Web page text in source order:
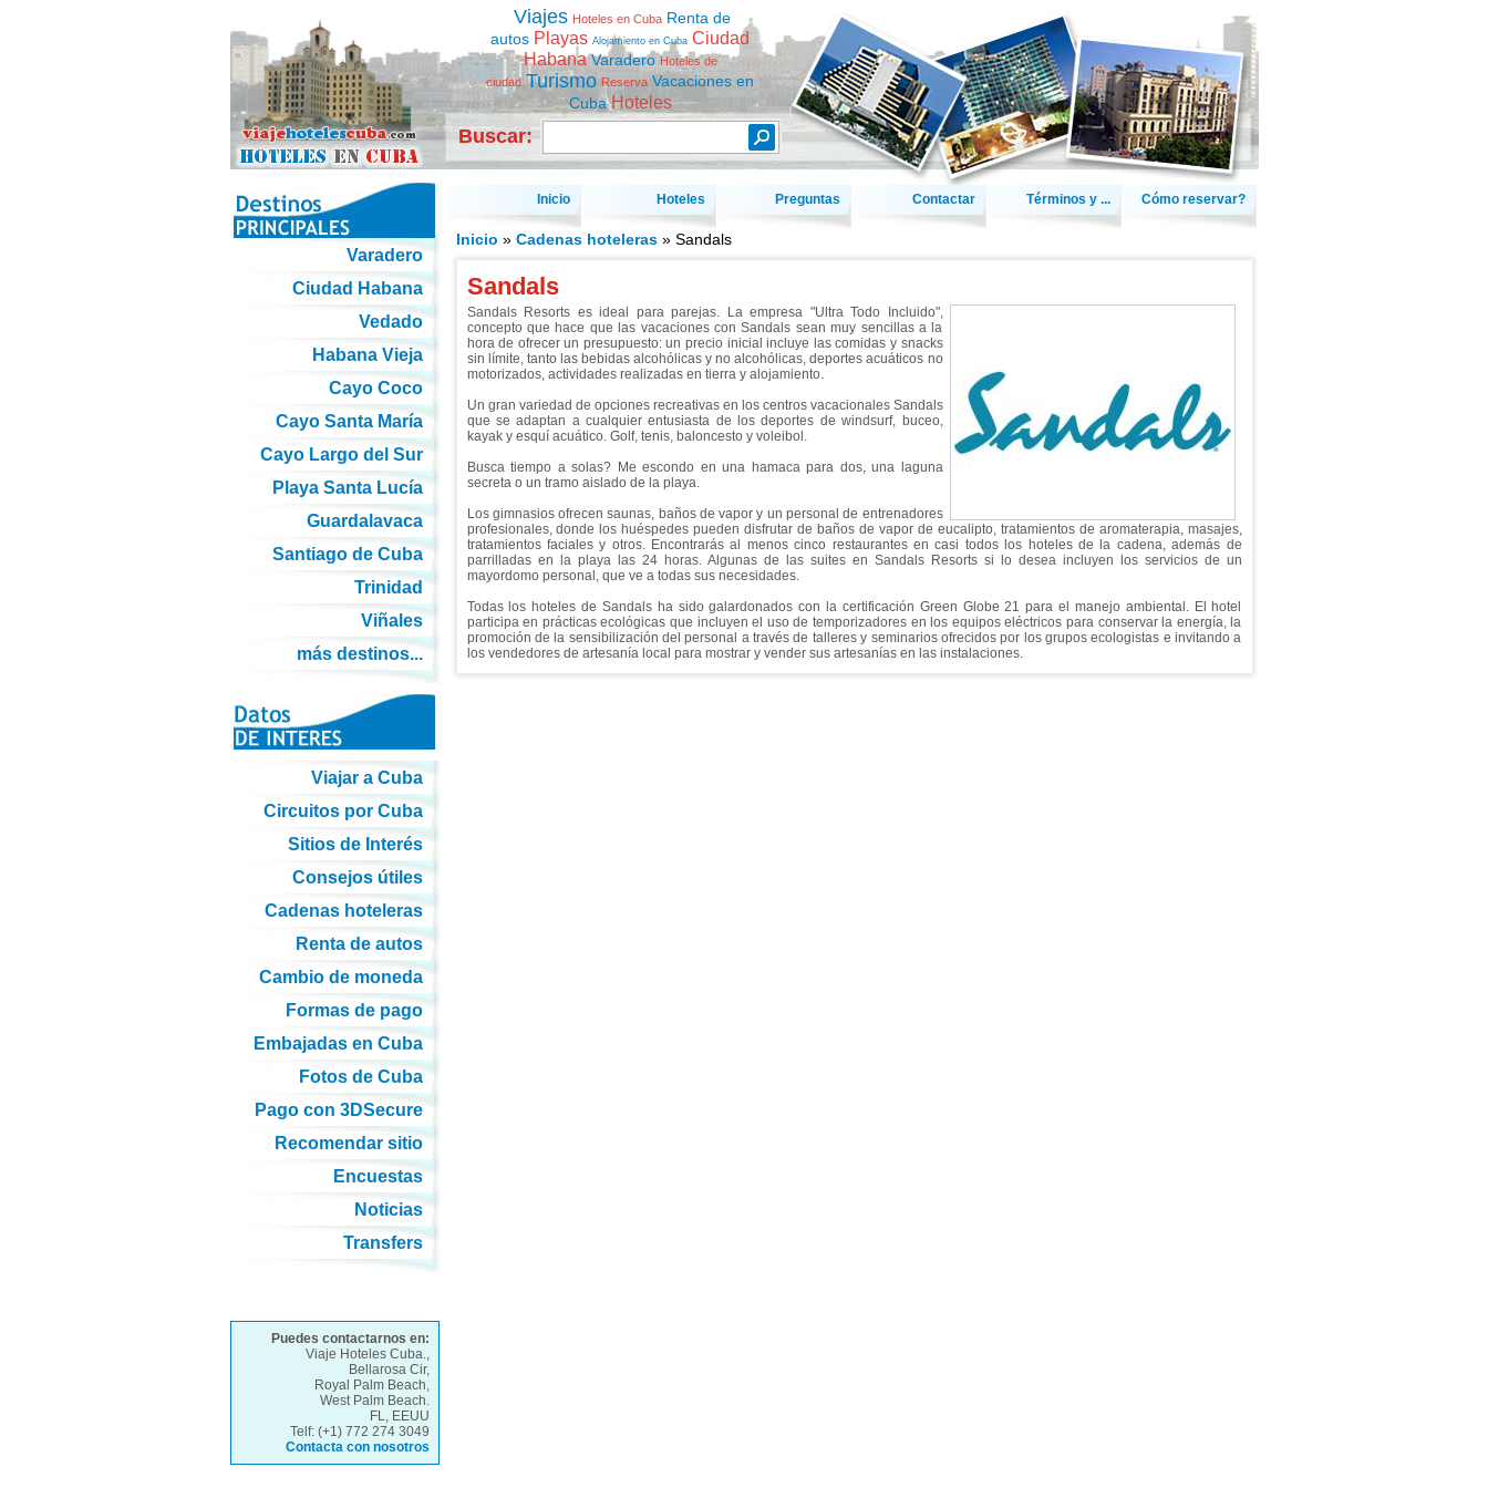
Viajes Hoteles en Cuba Renta de
autos Playas Alojamiento en Cuba Ciudad
Habana Varadero Hoteles de
ciudad Turismo Reserva Vacaciones en
Cuba Hoteles
Buscar:
Inicio Hoteles Preguntas Contactar Términos y ... Cómo reservar?
Inicio » Cadenas hoteleras» Sandals
Sandals
Sandals Resorts es ideal para parejas. La empresa "Ultra Todo Incluido",
concepto que hace que las vacaciones con Sandals sean muy sencillas a la
hora de ofrecer un presupuesto: un precio inicial incluye las comidas y snacks
sin límite, tanto las bebidas alcohólicas y no alcohólicas, deportes acuáticos no
motorizados, actividades realizadas en tierra y alojamiento.
Un gran variedad de opciones recreativas en los centros vacacionales Sandals
que se adaptan a cualquier entusiasta de los deportes de windsurf, buceo,
kayak y esquí acuático. Golf, tenis, baloncesto y voleibol.
Busca tiempo a solas? Me escondo en una hamaca para dos, una laguna
secreta o un tramo aislado de la playa.
Los gimnasios ofrecen saunas, baños de vapor y un personal de entrenadores
profesionales, donde los huéspedes pueden disfrutar de baños de vapor de eucalipto, tratamientos de aromaterapia, masajes,
tratamientos faciales y otros. Encontrarás al menos cinco restaurantes en casi todos los hoteles de la cadena, además de
parrilladas en la playa las 24 horas. Algunas de las suites en Sandals Resorts si lo desea incluyen los servicios de un
mayordomo personal, que ve a todas sus necesidades.
Todas los hoteles de Sandals ha sido galardonados con la certificación Green Globe 21 para el manejo ambiental. El hotel
participa en prácticas ecológicas que incluyen el uso de temporizadores en los equipos eléctricos para conservar la energía, la
promoción de la sensibilización del personal a través de talleres y seminarios ofrecidos por los grupos ecologistas e invitando a
los vendedores de artesanía local para mostrar y vender sus artesanías en las instalaciones.
Varadero
Ciudad Habana
Vedado
Habana Vieja
Cayo Coco
Cayo Santa María
Cayo Largo del Sur
Playa Santa Lucía
Guardalavaca
Santiago de Cuba
Trinidad
Viñales
más destinos...
Viajar a Cuba
Circuitos por Cuba
Sitios de Interés
Consejos útiles
Cadenas hoteleras
Renta de autos
Cambio de moneda
Formas de pago
Embajadas en Cuba
Fotos de Cuba
Pago con 3DSecure
Recomendar sitio
Encuestas
Noticias
Transfers
Puedes contactarnos en:
Viaje Hoteles Cuba.,
Bellarosa Cir,
Royal Palm Beach,
West Palm Beach.
FL, EEUU
Telf: (+1) 772 274 3049
Contacta con nosotros